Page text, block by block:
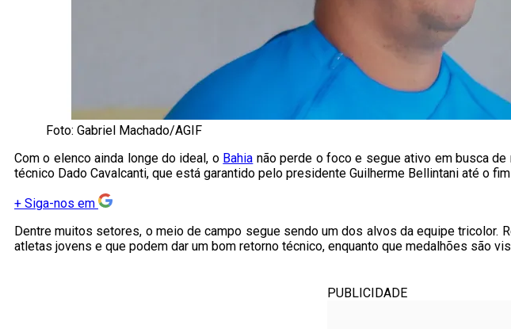
Foto: Gabriel Machado/AGIF
Com o elenco ainda longe do ideal, o Bahia não perde o foco e segue ativo em busca
técnico Dado Cavalcanti, que está garantido pelo presidente Guilherme Bellintani até o
+ Siga-nos em
Dentre muitos setores, o meio de campo segue sendo um dos alvos da equipe tricolor.
atletas jovens e que podem dar um bom retorno técnico, enquanto que medalhões são
PUBLICIDADE